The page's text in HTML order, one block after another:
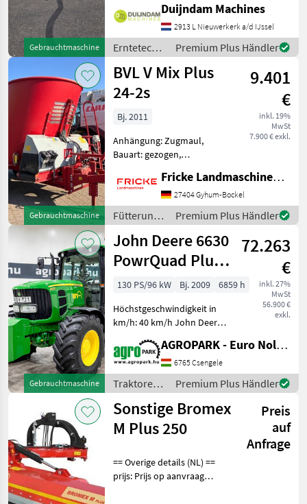
Gebrauchtmaschine
Gemüseroder zum Roden
von Kartoffeln, Zwiebeln
und ähnlichen
Wurzelfrüchten. Er ist für
Traktor
Duijndam Machines
2913 L Nieuwerkerk a/d IJssel
Erntetechnik
Ackerbau /
Sonstige
Premium Plus Händler
Gebrauchtmaschine
BVL V Mix Plus
24-2s
9.401
€
inkl. 19%
MwSt
7.900 € exkl.
Bj. 2011
Anhängung: Zugmaul,
Bauart: gezogen,
Misch-Anordnung: vertikal,
Mischsystem: Schnecken
Gelenkwelle, Zuösen
Obenanhängung,
Wiegeeinrichtung, el
Fricke Landmaschinen GmbH
27404 Gyhum-Bockel
Fütterungstechnik
/ BVL
Premium Plus Händler
Gebrauchtmaschine
John Deere 6630
PowrQuad Plus
24/24-Getriebe,
TLS, 1+2
72.263
€
inkl. 27%
MwSt
56.900 €
exkl.
130 PS/96 kW Bj. 2009
6859 h
Höchstgeschwindigkeit in
km/h: 40 km/h John Deere
PowerQuad Plus 24/24 40
km/h, Achsfederung, 1+2-
Leitung Druckluftbremse,
Klimaanlage, 3 Steuer
AGROPARK - Euro Noliker Kft.
6765 Csengele
Traktoren /
John Deere
Premium Plus Händler
Sonstige Bromex
M Plus 250
Preis
auf
Anfrage
== Overige details (NL) ==
prijs: Prijs op aanvraag